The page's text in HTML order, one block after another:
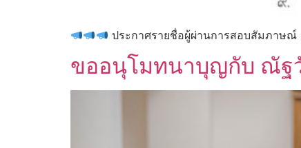
ประกาศ​รายชื่อ​ผู้​ผ่านการสอบ​สัมภาษณ์
ขออนุโมทนาบุญกับ ณัฐ